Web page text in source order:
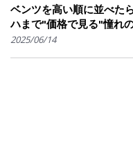
ベンツを高い順に並べた
ハまで"価格で見る"憧れ
2025/06/14